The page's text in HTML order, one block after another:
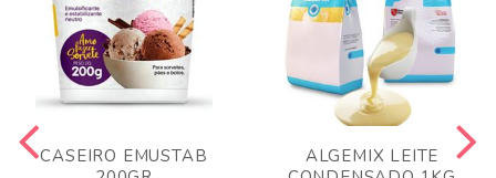
CASEIRO EMUSTAB
ALGEMIX LEITE